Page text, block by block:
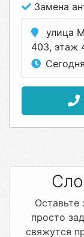
Замена
улица
403, этаж
Сегодня
Оставьте
просто
свяжутся